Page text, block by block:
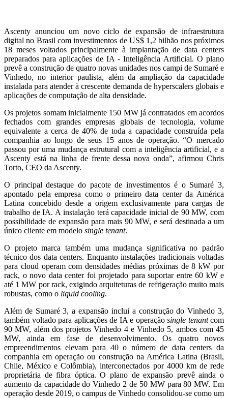
Ascenty anunciou um novo ciclo de expansão de infraestrutura
digital no Brasil com investimentos de US$ 1,2 bilhão nos próximos
18 meses voltados principalmente à implantação de data centers
preparados para aplicações de IA - Inteligência Artificial. O plano
prevê a construção de quatro novas unidades nos campi de Sumaré e
Vinhedo, no interior paulista, além da ampliação da capacidade
instalada para atender à crescente demanda de hyperscalers globais e
aplicações de computação de alta densidade.
Os projetos somam inicialmente 150 MW já contratados em acordos
fechados com grandes empresas globais de tecnologia, volume
equivalente a cerca de 40% de toda a capacidade construída pela
companhia ao longo de seus 15 anos de operação. “O mercado
passou por uma mudança estrutural com a inteligência artificial, e a
Ascenty está na linha de frente dessa nova onda”, afirmou Chris
Torto, CEO da Ascenty.
O principal destaque do pacote de investimentos é o Sumaré 3,
apontado pela empresa como o primeiro data center da América
Latina concebido desde a origem exclusivamente para cargas de
trabalho de IA. A instalação terá capacidade inicial de 90 MW, com
possibilidade de expansão para mais 90 MW, e será destinada a um
único cliente em modelo single tenant.
O projeto marca também uma mudança significativa no padrão
técnico dos data centers. Enquanto instalações tradicionais voltadas
para cloud operam com densidades médias próximas de 8 kW por
rack, o novo data center foi projetado para suportar entre 60 kW e
até 1 MW por rack, exigindo arquiteturas de refrigeração muito mais
robustas, como o liquid cooling.
Além de Sumaré 3, a expansão inclui a construção do Vinhedo 3,
também voltado para aplicações de IA e operação single tenantcom
90 MW, além dos projetos Vinhedo 4 e Vinhedo 5, ambos com 45
MW, ainda em fase de desenvolvimento. Os quatro novos
empreendimentos elevam para 40 o número de data centers da
companhia em operação ou construção na América Latina (Brasil,
Chile, México e Colômbia), interconectados por 4000 km de rede
proprietária de fibra óptica. O plano de expansão prevê ainda o
aumento da capacidade do Vinhedo 2 de 50 MW para 80 MW. Em
operação desde 2019, o campus de Vinhedo consolidou-se como um